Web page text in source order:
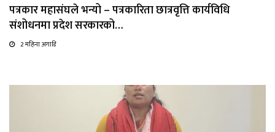
पत्रकार महासंघले भन्यो – पत्रकारिता छात्रवृत्ति कार्यविधि
संशोधनमा प्रदेश सरकारको…
2 महिना अगाडि